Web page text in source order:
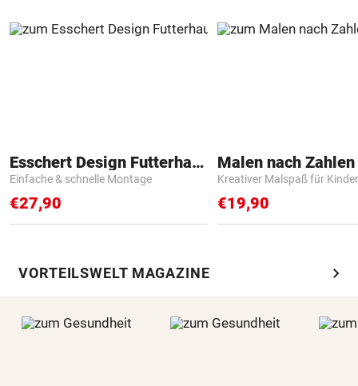
Esschert Design Futterhaus
Einfache & schnelle Montage
€27,90
Kreativer Malspaß für Kinder
€19,90
VORTEILSWELT MAGAZINE chevron_right